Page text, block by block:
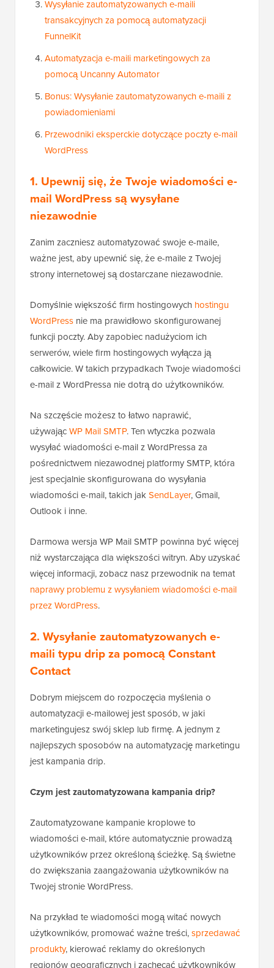
Wysyłanie zautomatyzowanych e-maili
transakcyjnych za pomocą automatyzacji
FunnelKit
Automatyzacja e-maili marketingowych za
pomocą Uncanny Automator
Bonus: Wysyłanie zautomatyzowanych e-maili z
powiadomieniami
Przewodniki eksperckie dotyczące poczty e-mail
WordPress
1. Upewnij się, że Twoje wiadomości e-
mail WordPress są wysyłane
niezawodnie
Zanim zaczniesz automatyzować swoje e-maile,
ważne jest, aby upewnić się, że e-maile z Twojej
strony internetowej są dostarczane niezawodnie.
Domyślnie większość firm hostingowych hostingu
WordPress nie ma prawidłowo skonfigurowanej
funkcji poczty. Aby zapobiec nadużyciom ich
serwerów, wiele firm hostingowych wyłącza ją
całkowicie. W takich przypadkach Twoje wiadomości
e-mail z WordPressa nie dotrą do użytkowników.
Na szczęście możesz to łatwo naprawić,
używającWP Mail SMTP. Ten wtyczka pozwala
wysyłać wiadomości e-mail z WordPressa za
pośrednictwem niezawodnej platformy SMTP, która
jest specjalnie skonfigurowana do wysyłania
wiadomości e-mail, takich jakSendLayer, Gmail,
Outlook i inne.
Darmowa wersja WP Mail SMTP powinna być więcej
niż wystarczająca dla większości witryn. Aby uzyskać
więcej informacji, zobacz nasz przewodnik na temat
naprawy problemu z wysyłaniem wiadomości e-mail
przez WordPress.
2. Wysyłanie zautomatyzowanych e-
maili typu drip za pomocą Constant
Contact
Dobrym miejscem do rozpoczęcia myślenia o
automatyzacji e-mailowej jest sposób, w jaki
marketingujesz swój sklep lub firmę. A jednym z
najlepszych sposobów na automatyzację marketingu
jest kampania drip.
Czym jest zautomatyzowana kampania drip?
Zautomatyzowane kampanie kroplowe to
wiadomości e-mail, które automatycznie prowadzą
użytkowników przez określoną ścieżkę. Są świetne
do zwiększania zaangażowania użytkowników na
Twojej stronie WordPress.
Na przykład te wiadomości mogą witać nowych
użytkowników, promować ważne treści,sprzedawać
produkty, kierować reklamy do określonych
regionów geograficznych i zachęcać użytkowników